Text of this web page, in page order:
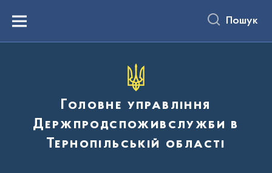
вмістуMenu Пошук
Головне управління
Держпродспоживслужби в
Тернопільській області